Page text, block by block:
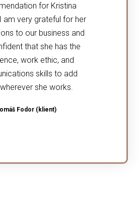
for Kristina
am very grateful for her
to our business and
that she has the
work ethic, and
skills to add
she works.
Fodor (klient)